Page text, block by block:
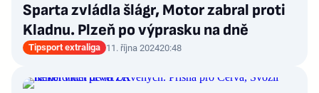
Sparta zvládla šlágr, Motor zabral proti
Kladnu. Plzeň po výprasku na dně
Tipsport extraliga 11. října 202420:48